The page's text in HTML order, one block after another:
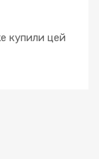
купили цей